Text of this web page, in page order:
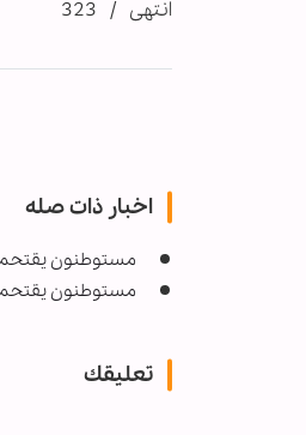
انتهى / 323
اخبار ذات صله
مستوطنون
مستوطنون
تعليقك